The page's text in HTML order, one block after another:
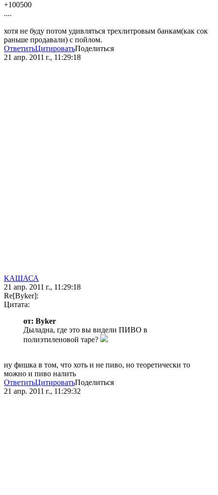
+100500
....
хотя не буду потом удивляться трехлитровым банкам(как сок
раньше продавали) с пойлом.
ОтветитьЦитироватьПоделиться
21 апр. 2011 г., 11:29:18
КАШАСА
21 апр. 2011 г., 11:29:18
Re[Byker]:
Цитата:
от: Byker
Дыладна, где это вы видели ПИВО в
полиэтиленовой таре?
ну фишка в том, что хоть и не пиво, но теоретически то
можно и пиво налить
ОтветитьЦитироватьПоделиться
21 апр. 2011 г., 11:29:32